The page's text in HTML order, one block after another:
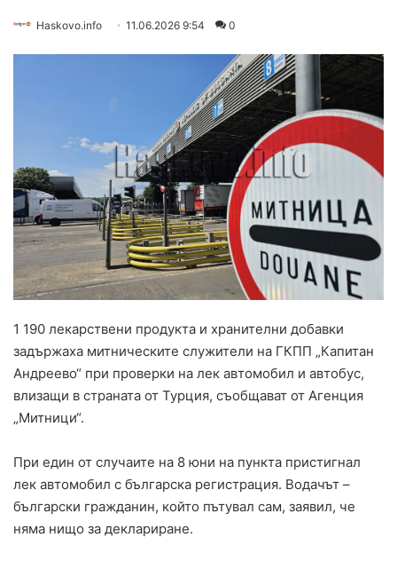
Haskovo.info 11.06.2026 9:54 0
1 190 лекарствени продукта и хранителни добавки
задържаха митническите служители на ГКПП „Капитан
Андреево“ при проверки на лек автомобил и автобус,
влизащи в страната от Турция, съобщават от Агенция
„Митници“.
При един от случаите на 8 юни на пункта пристигнал
лек автомобил с българска регистрация. Водачът –
български гражданин, който пътувал сам, заявил, че
няма нищо за деклариране.